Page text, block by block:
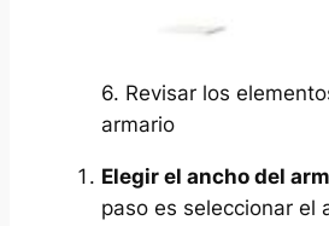
6. Revisar los
armario
Elegir el ancho del
paso es seleccionar el